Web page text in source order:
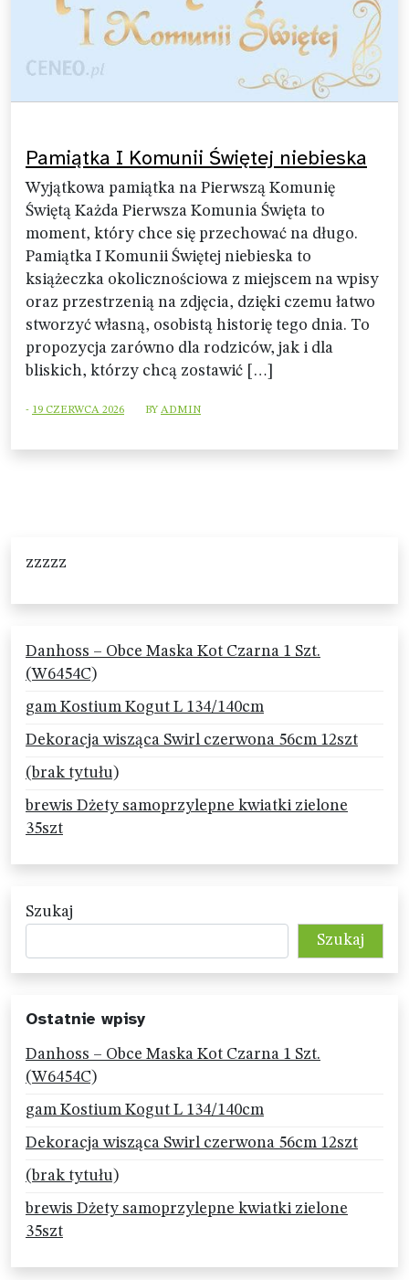
Pamiątka I Komunii Świętej niebieska
Wyjątkowa pamiątka na Pierwszą Komunię
Świętą Każda Pierwsza Komunia Święta to
moment, który chce się przechować na długo.
Pamiątka I Komunii Świętej niebieska to
książeczka okolicznościowa z miejscem na wpisy
oraz przestrzenią na zdjęcia, dzięki czemu łatwo
stworzyć własną, osobistą historię tego dnia. To
propozycja zarówno dla rodziców, jak i dla
bliskich, którzy chcą zostawić […]
- 19 CZERWCA 2026 BYADMIN
zzzzz
Danhoss – Obce Maska Kot Czarna 1 Szt.
(W6454C)
gam Kostium Kogut L 134/140cm
Dekoracja wisząca Swirl czerwona 56cm 12szt
(brak tytułu)
brewis Dżety samoprzylepne kwiatki zielone
35szt
Szukaj
Szukaj
Ostatnie wpisy
Danhoss – Obce Maska Kot Czarna 1 Szt.
(W6454C)
gam Kostium Kogut L 134/140cm
Dekoracja wisząca Swirl czerwona 56cm 12szt
(brak tytułu)
brewis Dżety samoprzylepne kwiatki zielone
35szt